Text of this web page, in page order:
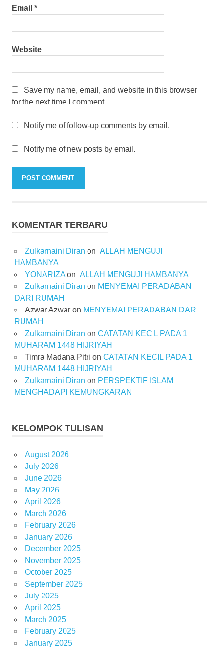
Email *
Website
Save my name, email, and website in this browser
for the next time I comment.
Notify me of follow-up comments by email.
Notify me of new posts by email.
KOMENTAR TERBARU
Zulkarnaini Diran on ALLAH MENGUJI
HAMBANYA
YONARIZAon ALLAH MENGUJI HAMBANYA
Zulkarnaini Diran on MENYEMAI PERADABAN
DARI RUMAH
Azwar Azwaron MENYEMAI PERADABAN DARI
RUMAH
Zulkarnaini Diran on CATATAN KECIL PADA 1
MUHARAM 1448 HIJRIYAH
Timra Madana Pitri on CATATAN KECIL PADA 1
MUHARAM 1448 HIJRIYAH
Zulkarnaini Diran on PERSPEKTIF ISLAM
MENGHADAPI KEMUNGKARAN
KELOMPOK TULISAN
August 2026
July 2026
June 2026
May 2026
April 2026
March 2026
February 2026
January 2026
December 2025
November 2025
October 2025
September 2025
July 2025
April 2025
March 2025
February 2025
January 2025